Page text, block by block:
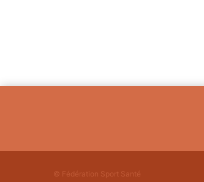
© Fédération Sport Santé